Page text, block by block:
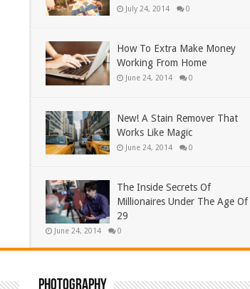
July 24, 2014 0
How To Extra Make Money
Working From Home
June 24, 2014 0
New! A Stain Remover That
Works Like Magic
June 24, 2014 0
The Inside Secrets Of
Millionaires Under The Age Of
29
June 24, 2014 0